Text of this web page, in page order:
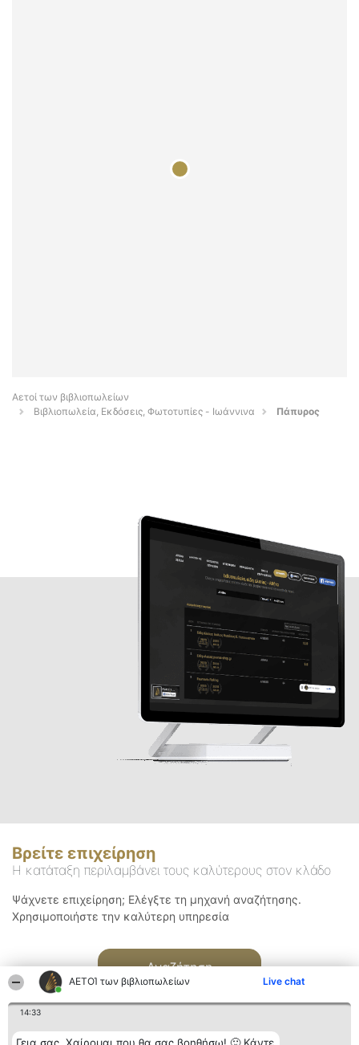
ΑΕΤΟΊ των βιβλιοπωλείων Live chat
14:33
Αετοί των βιβλιοπωλείων
Βιβλιοπωλεία, Εκδόσεις, Φωτοτυπίες - Ιωάννινα
Πάπυρος
Βρείτε επιχείρηση
Η κατάταξη περιλαμβάνει τους καλύτερους στον κλάδο
Ψάχνετε επιχείρηση; Ελέγξτε τη μηχανή αναζήτησης.
Χρησιμοποιήστε την καλύτερη υπηρεσία
Αναζήτηση